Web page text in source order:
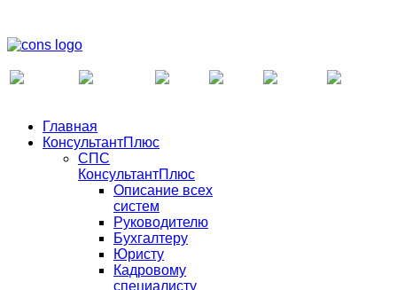
Главная
КонсультантПлюс
СПС
КонсультантПлюс
Описание всех
систем
Руководителю
Бухгалтеру
Юристу
Кадровому
специалисту